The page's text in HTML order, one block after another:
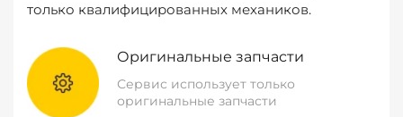
только квалифицированных механиков.
Оригинальные запчасти
Сервис использует только
оригинальные запчасти